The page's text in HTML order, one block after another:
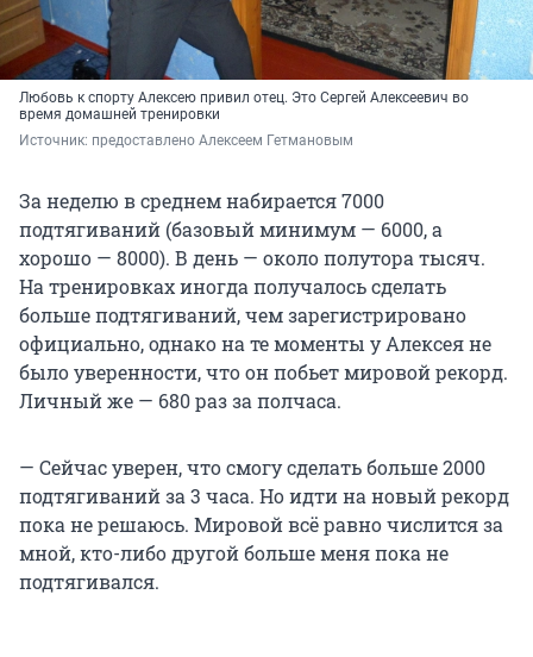
Любовь к спорту Алексею привил отец. Это Сергей Алексеевич во
время домашней тренировки
Источник: предоставлено Алексеем Гетмановым
За неделю в среднем набирается 7000
подтягиваний (базовый минимум — 6000, а
хорошо — 8000). В день — около полутора тысяч.
На тренировках иногда получалось сделать
больше подтягиваний, чем зарегистрировано
официально, однако на те моменты у Алексея не
было уверенности, что он побьет мировой рекорд.
Личный же — 680 раз за полчаса.
— Сейчас уверен, что смогу сделать больше 2000
подтягиваний за 3 часа. Но идти на новый рекорд
пока не решаюсь. Мировой всё равно числится за
мной, кто-либо другой больше меня пока не
подтягивался.